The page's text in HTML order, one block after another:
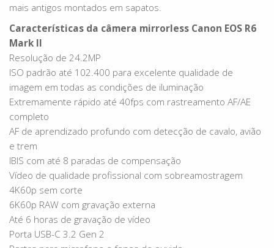
mais antigos montados em sapatos.
Características da câmera mirrorless Canon EOS R6
Mark II
Resolução de 24.2MP
ISO padrão até 102.400 para excelente qualidade de
imagem em todas as condições de iluminação
Extremamente rápido até 40fps com rastreamento AF/AE
completo
AF de aprendizado profundo com detecção de cavalo, avião
e trem
IBIS com até 8 paradas de compensação
Vídeo de qualidade profissional com sobreamostragem
4K60p sem corte
6K60p RAW com gravação externa
Até 6 horas de gravação de vídeo
Porta USB-C 3.2 Gen 2